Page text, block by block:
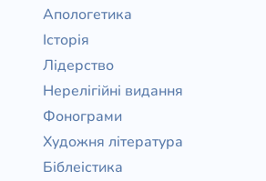
Апологетика
Історія
Лідерство
Нерелігійні видання
Фонограми
Художня література
Біблеістика